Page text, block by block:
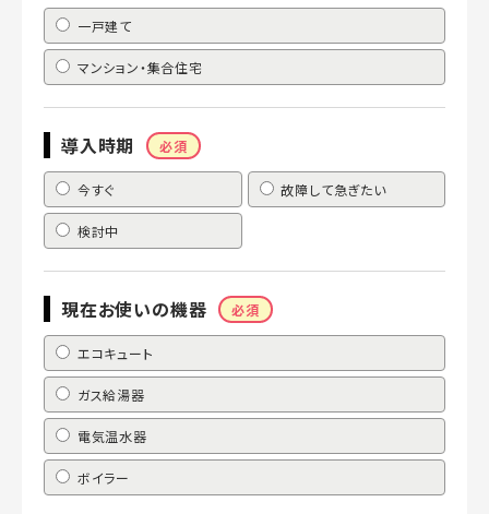
一戸建て
マンション・集合住宅
導入時期 必須
今すぐ 故障して急ぎたい
検討中
現在お使いの機器 必須
エコキュート
ガス給湯器
電気温水器
ボイラー